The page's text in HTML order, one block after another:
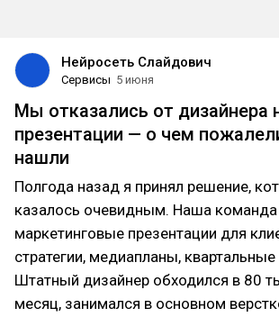
Нейросеть Слайдович
Сервисы 5 июня
Мы отказались от дизайнера
презентации — о чем
нашли
Полгода назад я принял решение,
казалось очевидным. Наша команда
маркетинговые презентации для
стратегии, медиапланы,
Штатный дизайнер обходился в 80
месяц, занимался в основном